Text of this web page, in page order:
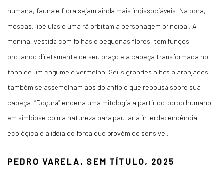
humana, fauna e flora sejam ainda mais indissociáveis. Na obra,
moscas, libélulas e uma rã orbitam a personagem principal. A
menina, vestida com folhas e pequenas flores, tem fungos
brotando diretamente de seu braço e a cabeça transformada no
topo de um cogumelo vermelho. Seus grandes olhos alaranjados
também se assemelham aos do anfíbio que repousa sobre sua
cabeça. “Doçura” encena uma mitologia a partir do corpo humano
em simbiose com a natureza para pautar a interdependência
ecológica e a ideia de força que provém do sensível.
PEDRO VARELA, SEM TÍTULO, 2025